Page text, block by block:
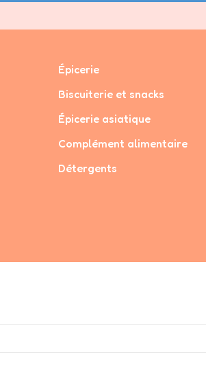
Épicerie
Biscuiterie et snacks
Épicerie asiatique
Complément alimentaire
Détergents